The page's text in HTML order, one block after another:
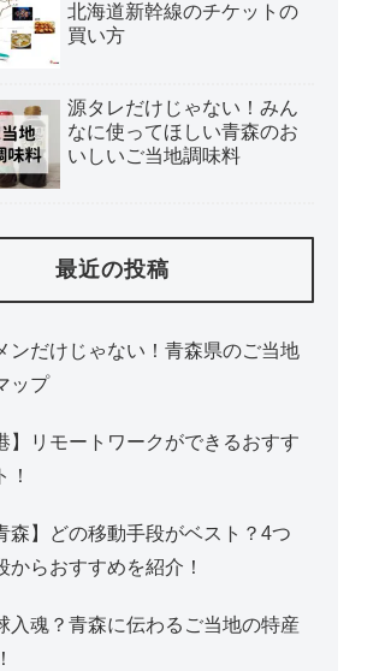
北海道新幹線のチケットの
買い方
源タレだけじゃない！みん
なに使ってほしい青森のお
いしいご当地調味料
最近の投稿
ンだけじゃない！青森県のご当地
ップ
】リモートワークができるおすす
！
森】どの移動手段がベスト？4つ
からおすすめを紹介！
入魂？青森に伝わるご当地の特産